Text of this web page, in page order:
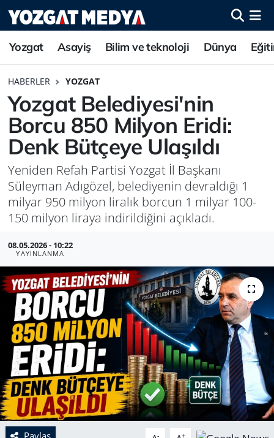
Yozgat Asayiş Bilim ve teknoloji Dünya
HABERLER YOZGAT
Yozgat Belediyesi'nin
Borcu 850 Milyon Eridi:
Denk Bütçeye Ulaşıldı
Yeniden Refah Partisi Yozgat İl Başkanı
Süleyman Adıgözel, belediyenin devraldığı 1
milyar 950 milyon liralık borcun 1 milyar 100-
150 milyon liraya indirildiğini açıkladı.
08.05.2026 - 10:22
YAYINLANMA
Paylaş - +